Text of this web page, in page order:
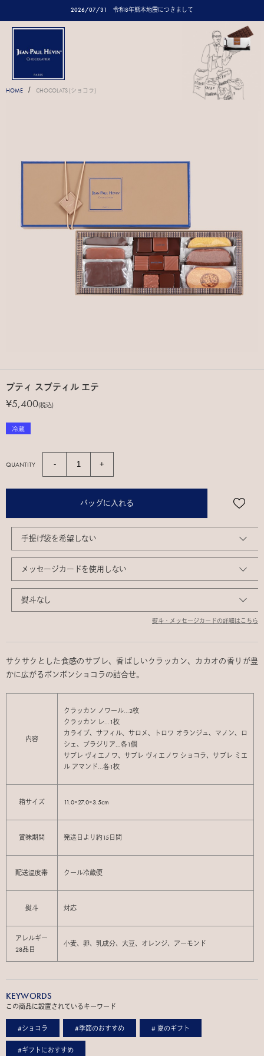
2026/07/31 令和8年熊本地震につきまして
HOME / CHOCOLATS (ショコラ)
プティ スブティル エテ
¥5,400(税込)
QUANTITY
バッグに入れる
熨斗・メッセージカードの詳細はこちら
サクサクとした食感のサブレ、香ばしいクラッカン、カカオの香りが豊
かに広がるボンボンショコラの詰合せ。
内容
クラッカン ノワール...2枚
クラッカン レ...1枚
カライブ、サフィル、サロメ、トロワ オランジュ、マノン、ロ
シェ、ブラジリア...各1個
サブレ ヴィエノワ、サブレ ヴィエノワ ショコラ、サブレ ミエ
ル アマンド...各1枚
箱サイズ 11.0×27.0×3.5cm
賞味期間 発送日より約15日間
配送温度帯 クール冷蔵便
熨斗 対応
アレルギー
28品目
小麦、卵、乳成分、大豆、オレンジ、アーモンド
KEYWORDS
この商品に設置されているキーワード
#ショコラ #季節のおすすめ # 夏のギフト
#ギフトにおすすめ